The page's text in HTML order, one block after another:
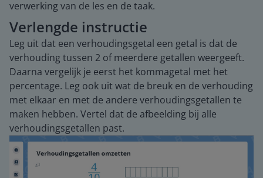
verwerking van de les en de taak.
Verlengde instructie
Leg uit dat een verhoudingsgetal een getal is dat de
verhouding tussen 2 of meerdere getallen weergeeft.
Daarna vergelijk je eerst het kommagetal met het
percentage. Leg ook uit wat de breuk en de verhouding
met elkaar en met de andere verhoudingsgetallen te
maken hebben. Vertel dat de afbeelding bij alle
verhoudingsgetallen past.